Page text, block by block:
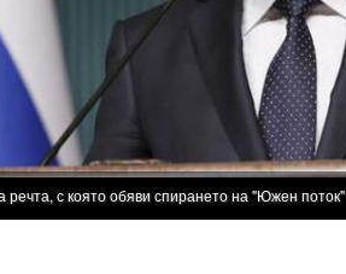
речта, с която обяви спирането на "Южен поток"